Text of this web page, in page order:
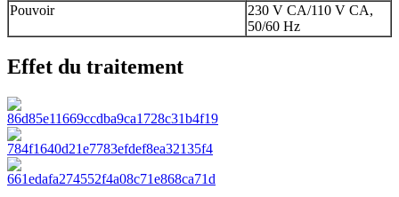
Pouvoir
230 V CA/110 V CA,
50/60 Hz
Effet du traitement